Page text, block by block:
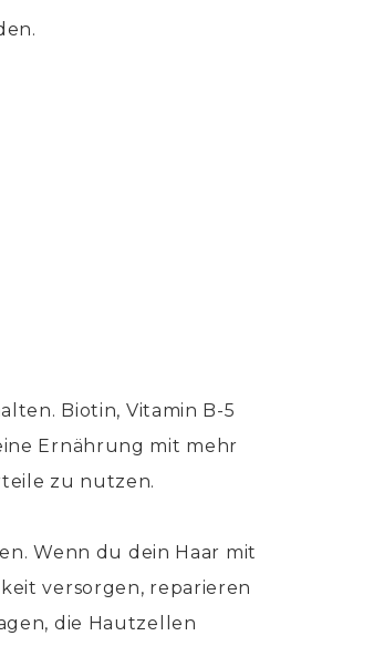
Biotin, Vitamin B-5
Ernährung mit mehr
zu nutzen.
Wenn du dein Haar mit
versorgen, reparieren
die Hautzellen